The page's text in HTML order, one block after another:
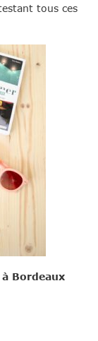
tous ces
Bordeaux